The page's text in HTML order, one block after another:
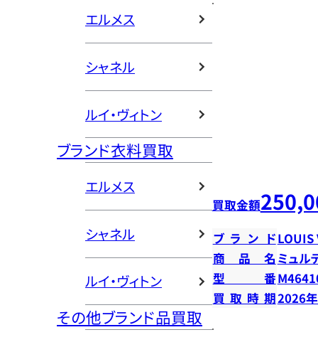
エルメス
シャネル
ルイ・ヴィトン
ブランド衣料買取
エルメス
シャネル
ルイ・ヴィトン
その他ブランド品買取
買取金額
ブランドLOUIS
商品名 ミュル
型番
買取時期2026